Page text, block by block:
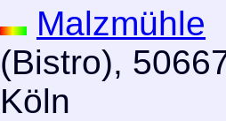
Malzmühle
(Bistro),
Köln